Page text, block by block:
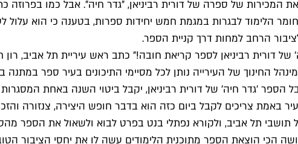
של ספרה של דורית רביניאן, "גדר חיה". אבל כמו בפרוזה
הלימוד לבגרות במגמת חמש יחידות ספרות, בטענה כי הוא עלול
הרחב למחות דרך קניית הספר.
דורית רביניאן לספר קריאת חובה!" כתב ראש עיריית תל אביב, רון
החינוך של העירייה נותן לכל מסיימי התיכונים בעיר ספר
הספר 'גדר חיה' של דורית רביניאן, יקבל ביטוי השנה באחת
באמת צריכים לקבל ביום כזה הוא בדבר חופש היצירה, צנזורה
תושבי תל אביב, ולקורא נפתלי בנט בפרט לבוא ולשאול את הספר
הכי הוצאת הספר מתוכנית הלימודים עשה לו את יחסי הציבור